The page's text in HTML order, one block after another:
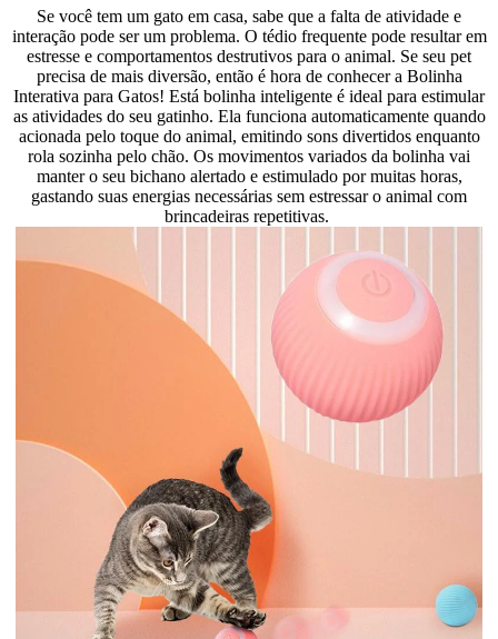
Se você tem um gato em casa, sabe que a falta de atividade e
interação pode ser um problema. O tédio frequente pode resultar em
estresse e comportamentos destrutivos para o animal. Se seu pet
precisa de mais diversão, então é hora de conhecer a Bolinha
Interativa para Gatos! Está bolinha inteligente é ideal para estimular
as atividades do seu gatinho. Ela funciona automaticamente quando
acionada pelo toque do animal, emitindo sons divertidos enquanto
rola sozinha pelo chão. Os movimentos variados da bolinha vai
manter o seu bichano alertado e estimulado por muitas horas,
gastando suas energias necessárias sem estressar o animal com
brincadeiras repetitivas.